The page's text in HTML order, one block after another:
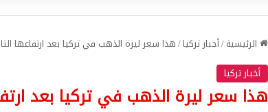
الرئيسية/أخبار تركيا/هذا سعر ليرة الذهب في تركيا بعد ارتفاعها
أخبار تركيا
هذا سعر ليرة الذهب في تركيا بعد